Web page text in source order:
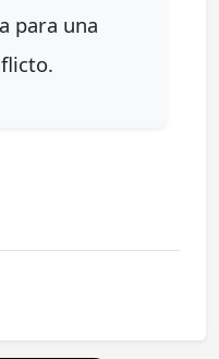
para una